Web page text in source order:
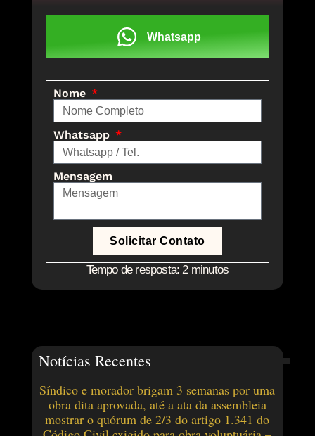
Whatsapp
Nome
Whatsapp
Mensagem
Solicitar Contato
Tempo de resposta: 2 minutos
Notícias Recentes
Síndico e morador brigam 3 semanas por uma
obra dita aprovada, até a ata da assembleia
mostrar o quórum de 2/3 do artigo 1.341 do